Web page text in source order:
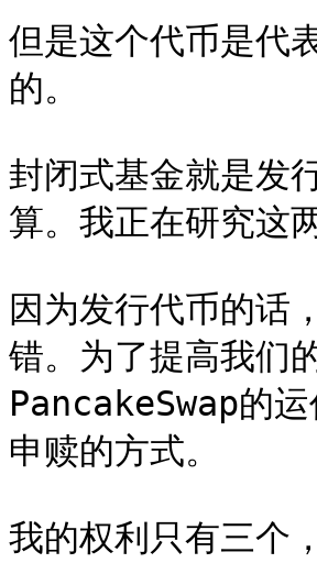
但是这个代币是代
的。
封闭式基金就是发
算。我正在研究这
因为发行代币的话
错。为了提高我们
PancakeSwap的
申赎的方式。
我的权利只有三个，